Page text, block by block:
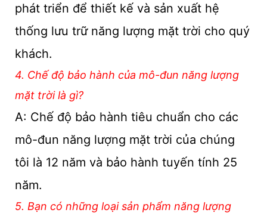
phát triển để thiết kế và sản xuất hệ
thống lưu trữ năng lượng mặt trời cho quý
khách.
4. Chế độ bảo hành của mô-đun năng lượng
mặt trời là gì?
A: Chế độ bảo hành tiêu chuẩn cho các
mô-đun năng lượng mặt trời của chúng
tôi là 12 năm và bảo hành tuyến tính 25
năm.
5. Bạn có những loại sản phẩm năng lượng